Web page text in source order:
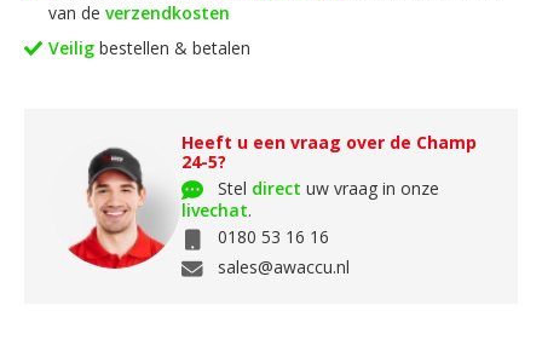
van de verzendkosten
Veilig bestellen & betalen
Heeft u een vraag over de Champ
24-5?
Stel direct uw vraag in onze
livechat.
0180 53 16 16
sales@awaccu.nl